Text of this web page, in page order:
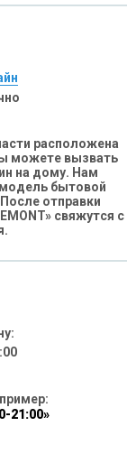
расположена
можете вызвать
на дому. Нам
бытовой
отправки
свяжутся с
21:00»